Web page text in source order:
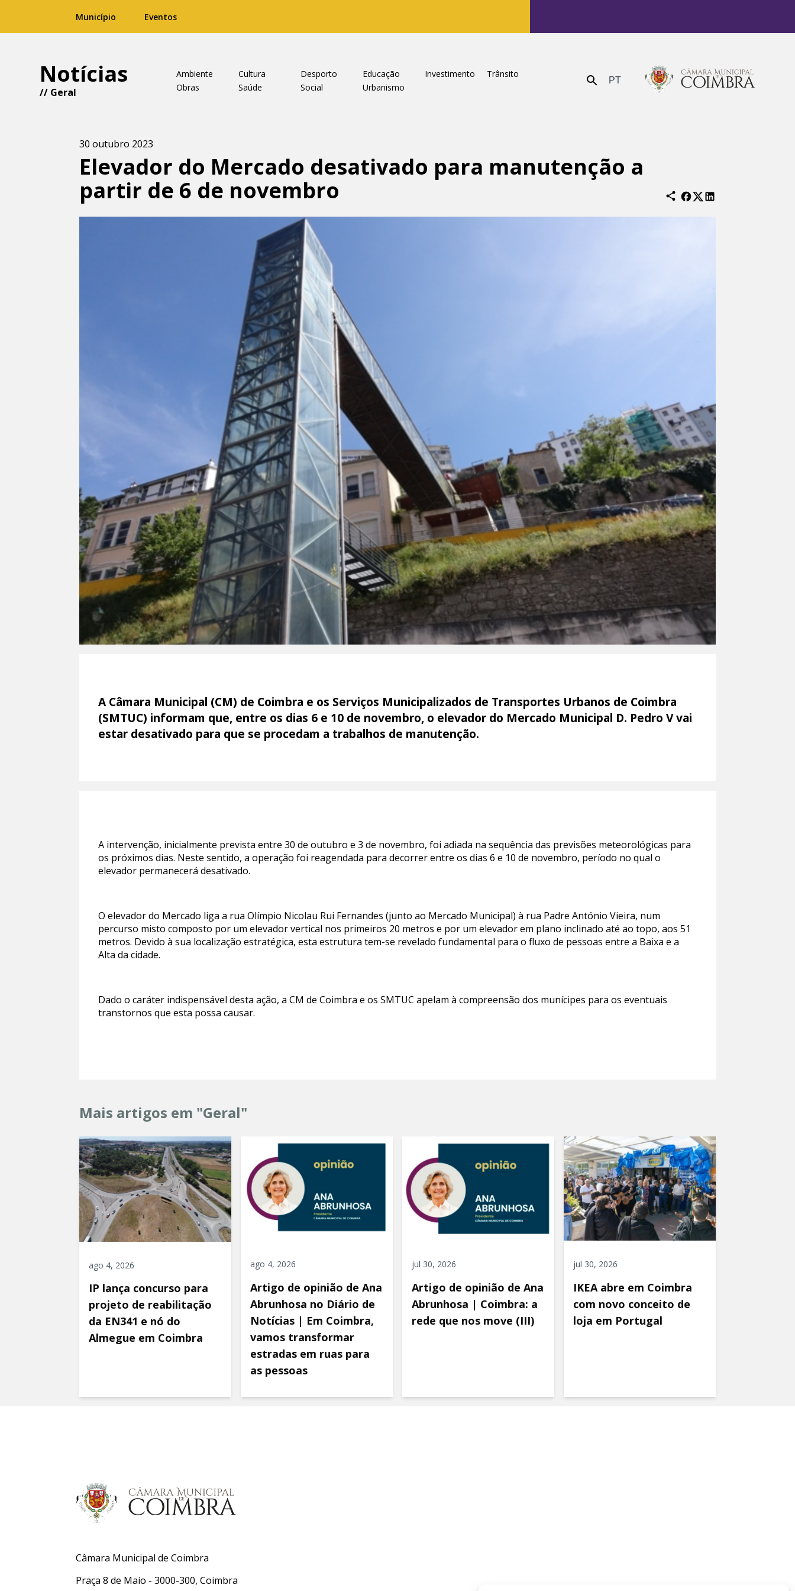
Município Eventos
Notícias
// Geral
Ambiente Cultura Desporto Educação Investimento
Trânsito
Obras
Saúde Social Urbanismo Enviar PT
30 outubro 2023
Elevador do Mercado desativado para manutenção a
partir de 6 de novembro
A Câmara Municipal (CM) de Coimbra e os Serviços Municipalizados de Transportes Urbanos de Coimbra
(SMTUC) informam que, entre os dias 6 e 10 de novembro, o elevador do Mercado Municipal D. Pedro V vai
estar desativado para que se procedam a trabalhos de manutenção.
A intervenção, inicialmente prevista entre 30 de outubro e 3 de novembro, foi adiada na sequência das previsões meteorológicas para
os próximos dias. Neste sentido, a operação foi reagendada para decorrer entre os dias 6 e 10 de novembro, período no qual o
elevador permanecerá desativado.
O elevador do Mercado liga a rua Olímpio Nicolau Rui Fernandes (junto ao Mercado Municipal) à rua Padre António Vieira, num
percurso misto composto por um elevador vertical nos primeiros 20 metros e por um elevador em plano inclinado até ao topo, aos 51
metros. Devido à sua localização estratégica, esta estrutura tem-se revelado fundamental para o fluxo de pessoas entre a Baixa e a
Alta da cidade.
Dado o caráter indispensável desta ação, a CM de Coimbra e os SMTUC apelam à compreensão dos munícipes para os eventuais
transtornos que esta possa causar.
Mais artigos em "Geral"
ago 4, 2026
IP lança concurso para
projeto de reabilitação
da EN341 e nó do
Almegue em Coimbra
ago 4, 2026
Artigo de opinião de Ana
Abrunhosa no Diário de
Notícias | Em Coimbra,
vamos transformar
estradas em ruas para
as pessoas
jul 30, 2026
Artigo de opinião de Ana
Abrunhosa | Coimbra: a
rede que nos move (III)
jul 30, 2026
IKEA abre em Coimbra
com novo conceito de
loja em Portugal
Câmara Municipal de Coimbra
Praça 8 de Maio - 3000-300, Coimbra